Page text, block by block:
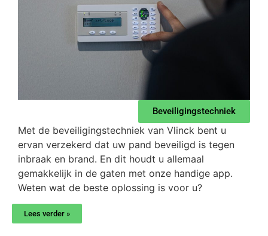
Beveiligingstechniek
Met de beveiligingstechniek van Vlinck bent u
ervan verzekerd dat uw pand beveiligd is tegen
inbraak en brand. En dit houdt u allemaal
gemakkelijk in de gaten met onze handige app.
Weten wat de beste oplossing is voor u?
Lees verder »